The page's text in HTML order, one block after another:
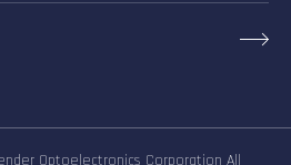
Optoelectronics Corporation All